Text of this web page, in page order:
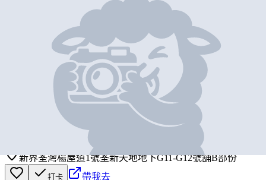
新界荃灣楊屋道1號荃新天地地下G11-G12號舖B部份
打卡 帶我去